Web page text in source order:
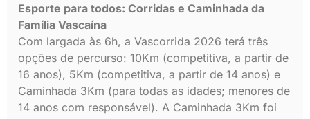
Esporte para todos: Corridas e Caminhada da
Família Vascaína
Com largada às 6h, a Vascorrida 2026 terá três
opções de percurso: 10Km (competitiva, a partir de
16 anos), 5Km (competitiva, a partir de 14 anos) e
Caminhada 3Km (para todas as idades; menores de
14 anos com responsável). A Caminhada 3Km foi